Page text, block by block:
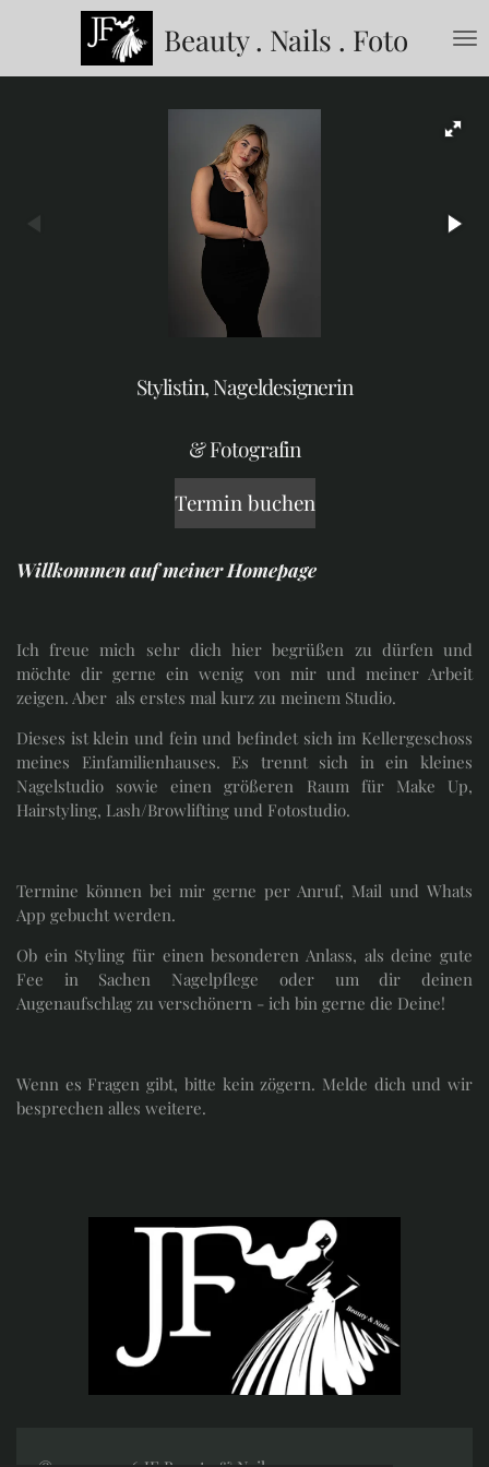
Hauptinhalt
Beauty . Nails . Foto
Stylistin, Nageldesignerin
& Fotografin
Termin buchen
Willkommen auf meiner Homepage
Ich freue mich sehr dich hier begrüßen zu dürfen und
möchte dir gerne ein wenig von mir und meiner Arbeit
zeigen. Aber als erstes mal kurz zu meinem Studio.
Dieses ist klein und fein und befindet sich im Kellergeschoss
meines Einfamilienhauses. Es trennt sich in ein kleines
Nagelstudio sowie einen größeren Raum für Make Up,
Hairstyling, Lash/Browlifting und Fotostudio.
Termine können bei mir gerne per Anruf, Mail und Whats
App gebucht werden.
Ob ein Styling für einen besonderen Anlass, als deine gute
Fee in Sachen Nagelpflege oder um dir deinen
Augenaufschlag zu verschönern - ich bin gerne die Deine!
Wenn es Fragen gibt, bitte kein zögern. Melde dich und wir
besprechen alles weitere.